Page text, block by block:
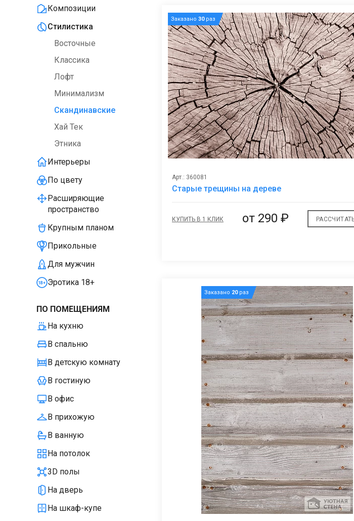
Композиции
Стилистика
Восточные
Классика
Лофт
Минимализм
Скандинавские
Хай Тек
Этника
Интерьеры
По цвету
Расширяющие
пространство
Крупным планом
Прикольные
Для мужчин
Эротика 18+
ПО ПОМЕЩЕНИЯМ
На кухню
В спальню
В детскую комнату
В гостиную
В офис
В прихожую
В ванную
На потолок
3D полы
На дверь
На шкаф-купе
Заказано 30раз
Арт.: 360081
Старые трещины на дереве
КУПИТЬ В 1 КЛИК от290 ₽
Заказано 20раз